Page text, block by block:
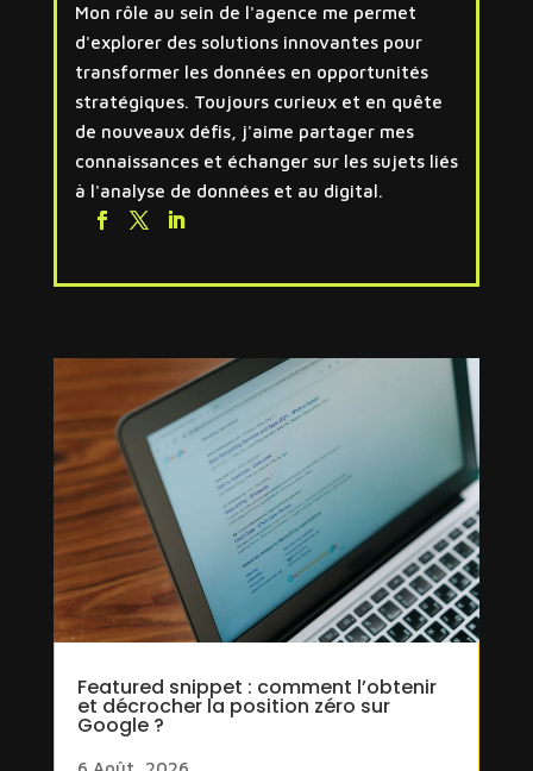
Mon rôle au sein de l'agence me permet
d'explorer des solutions innovantes pour
transformer les données en opportunités
stratégiques. Toujours curieux et en quête
de nouveaux défis, j'aime partager mes
connaissances et échanger sur les sujets liés
à l'analyse de données et au digital.
Featured snippet : comment l’obtenir
et décrocher la position zéro sur
Google ?